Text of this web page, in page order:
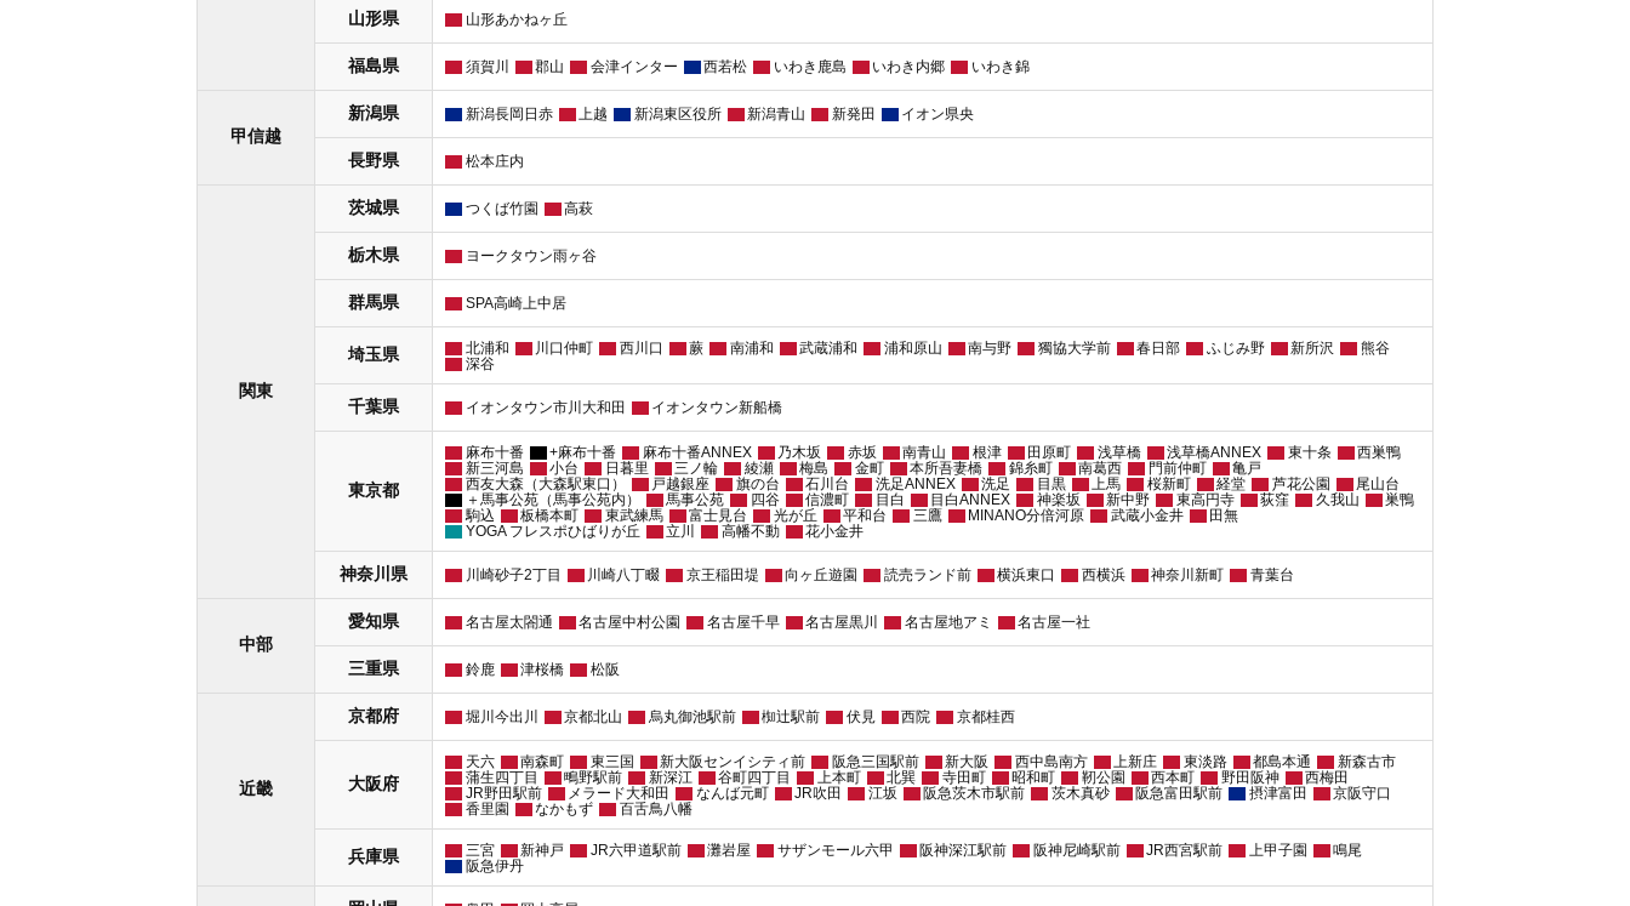
山形県 山形あかねヶ丘
福島県 須賀川 郡山 会津インター 西若松 いわき鹿島 いわき内郷 いわき錦
甲信越
新潟県 新潟長岡日赤 上越 新潟東区役所 新潟青山 新発田 イオン県央
長野県 松本庄内
関東
茨城県 つくば竹園 高萩
栃木県 ヨークタウン雨ヶ谷
群馬県 SPA高崎上中居
埼玉県 北浦和 川口仲町 西川口 蕨 南浦和 武蔵浦和 浦和原山 南与野 獨協大学前 春日部 ふじみ野 新所沢
熊谷
深谷
千葉県 イオンタウン市川大和田 イオンタウン新船橋
東京都
麻布十番 +麻布十番 麻布十番ANNEX 乃木坂 赤坂 南青山 根津 田原町 浅草橋 浅草橋ANNEX 東十条
西巣鴨
新三河島
小台 日暮里 三ノ輪 綾瀬 梅島 金町 本所吾妻橋 錦糸町 南葛西 門前仲町
亀戸
西友大森（大森駅東口）
戸越銀座 旗の台 石川台 洗足ANNEX 洗足 目黒 上馬 桜新町 経堂 芦花公園
尾山台
＋馬事公苑（馬事公苑内）
馬事公苑 四谷 信濃町 目白 目白ANNEX 神楽坂 新中野 東高円寺 荻窪 久我山
巣鴨
駒込
板橋本町 東武練馬 富士見台 光が丘 平和台 三鷹 MINANO分倍河原 武蔵小金井
田無
YOGA フレスポひばりが丘
立川 高幡不動 花小金井
神奈川県 川崎砂子2丁目 川崎八丁畷 京王稲田堤 向ヶ丘遊園 読売ランド前 横浜東口 西横浜 神奈川新町 青葉台
中部
愛知県 名古屋太閤通 名古屋中村公園 名古屋千早 名古屋黒川 名古屋地アミ 名古屋一社
三重県 鈴鹿 津桜橋 松阪
近畿
京都府 堀川今出川 京都北山 烏丸御池駅前 椥辻駅前 伏見 西院 京都桂西
大阪府
天六 南森町 東三国 新大阪センイシティ前 阪急三国駅前 新大阪 西中島南方 上新庄 東淡路 都島本通
新森古市
蒲生四丁目
鴫野駅前 新深江 谷町四丁目 上本町 北巽 寺田町 昭和町 靭公園 西本町 野田阪神
西梅田
JR野田駅前
メラード大和田 なんば元町 JR吹田 江坂 阪急茨木市駅前 茨木真砂 阪急富田駅前 摂津富田
京阪守口
香里園
なかもず 百舌鳥八幡
兵庫県 三宮 新神戸 JR六甲道駅前 灘岩屋 サザンモール六甲 阪神深江駅前 阪神尼崎駅前 JR西宮駅前 上甲子園
鳴尾
阪急伊丹